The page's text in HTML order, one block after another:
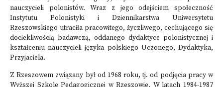
nauczycieli polonistów. Wraz z jego odejściem społeczność
Instytutu Polonistyki i Dziennikarstwa Uniwersytetu
Rzeszowskiego utraciła pracowitego, życzliwego, cechującego się
dociekliwością badawczą, oddanego dydaktyce polonistycznej i
kształceniu nauczycieli języka polskiego Uczonego, Dydaktyka,
Przyjaciela.
Z Rzeszowem związany był od 1968 roku, tj. od podjęcia pracy w
Wyższej Szkole Pedagogicznej w Rzeszowie. W latach 1984-1987